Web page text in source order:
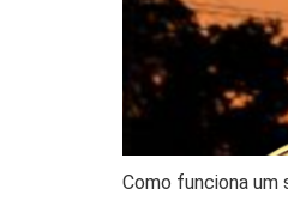
Como funciona